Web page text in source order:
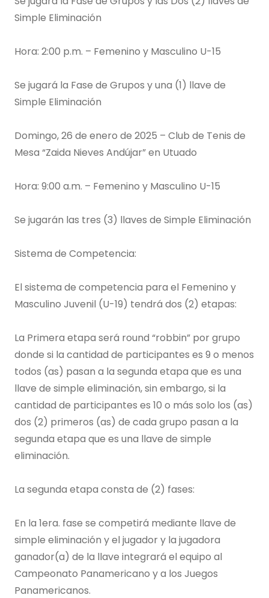
Simple Eliminación
Hora: 2:00 p.m. – Femenino y Masculino U-15
Se jugará la Fase de Grupos y una (1) llave de
Simple Eliminación
Domingo, 26 de enero de 2025 – Club de Tenis de
Mesa “Zaida Nieves Andújar” en Utuado
Hora: 9:00 a.m. – Femenino y Masculino U-15
Se jugarán las tres (3) llaves de Simple Eliminación
Sistema de Competencia:
El sistema de competencia para el Femenino y
Masculino Juvenil (U-19) tendrá dos (2) etapas:
La Primera etapa será round “robbin” por grupo
donde si la cantidad de participantes es 9 o menos
todos (as) pasan a la segunda etapa que es una
llave de simple eliminación, sin embargo, si la
cantidad de participantes es 10 o más solo los (as)
dos (2) primeros (as) de cada grupo pasan a la
segunda etapa que es una llave de simple
eliminación.
La segunda etapa consta de (2) fases:
En la 1era. fase se competirá mediante llave de
simple eliminación y el jugador y la jugadora
ganador(a) de la llave integrará el equipo al
Campeonato Panamericano y a los Juegos
Panamericanos.